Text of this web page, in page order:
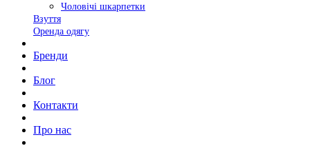
Чоловічі шкарпетки
Взуття
Оренда одягу
Бренди
Блог
Контакти
Про нас